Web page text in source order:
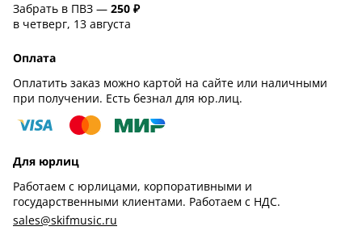
Забрать в ПВЗ — 250 ₽
в четверг, 13 августа
Оплата
Оплатить заказ можно картой на сайте или наличными
при получении. Есть безнал для юр.лиц.
Для юрлиц
Работаем с юрлицами, корпоративными и
государственными клиентами. Работаем с НДС.
sales@skifmusic.ru